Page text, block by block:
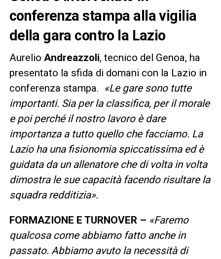
conferenza stampa alla vigilia
della gara contro la Lazio
Aurelio Andreazzoli, tecnico del Genoa, ha
presentato la sfida di domani con la Lazio in
conferenza stampa. «Le gare sono tutte
importanti. Sia per la classifica, per il morale
e poi perché il nostro lavoro è dare
importanza a tutto quello che facciamo. La
Lazio ha una fisionomia spiccatissima ed è
guidata da un allenatore che di volta in volta
dimostra le sue capacità facendo risultare la
squadra redditizia».
FORMAZIONE E TURNOVER – «Faremo
qualcosa come abbiamo fatto anche in
passato. Abbiamo avuto la necessità di